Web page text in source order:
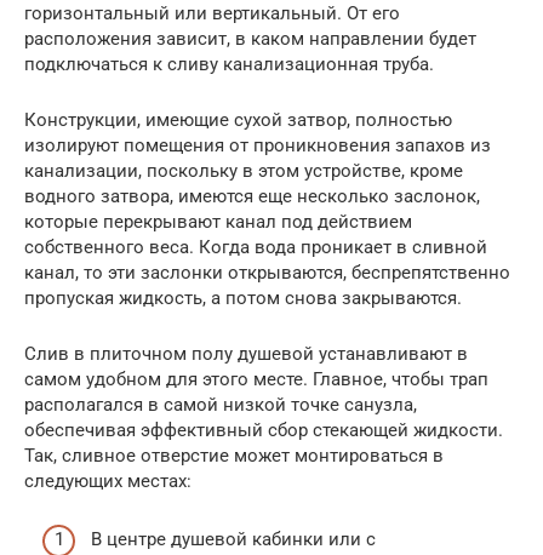
горизонтальный или вертикальный. От его
расположения зависит, в каком направлении будет
подключаться к сливу канализационная труба.
Конструкции, имеющие сухой затвор, полностью
изолируют помещения от проникновения запахов из
канализации, поскольку в этом устройстве, кроме
водного затвора, имеются еще несколько заслонок,
которые перекрывают канал под действием
собственного веса. Когда вода проникает в сливной
канал, то эти заслонки открываются, беспрепятственно
пропуская жидкость, а потом снова закрываются.
Слив в плиточном полу душевой устанавливают в
самом удобном для этого месте. Главное, чтобы трап
располагался в самой низкой точке санузла,
обеспечивая эффективный сбор стекающей жидкости.
Так, сливное отверстие может монтироваться в
следующих местах:
В центре душевой кабинки или с